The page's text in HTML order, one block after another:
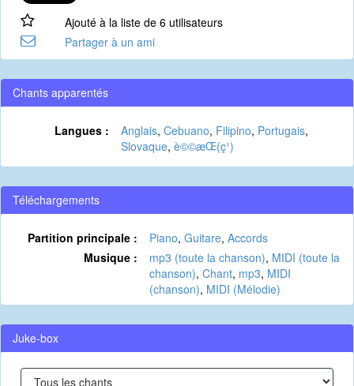
Ajouté à la liste de 6 utilisateurs
Partager à un ami
Chants apparentés
Langues : Anglais, Cebuano, Filipino, Portugais,
Slovaque, è©©æ­Œ(ç¹)
Téléchargements
Partition principale : Piano, Guitare, Accords
Musique :
mp3 (toute la chanson), MIDI (toute la
chanson), Chant, mp3, MIDI
(chanson), MIDI (Mélodie)
Juke-box